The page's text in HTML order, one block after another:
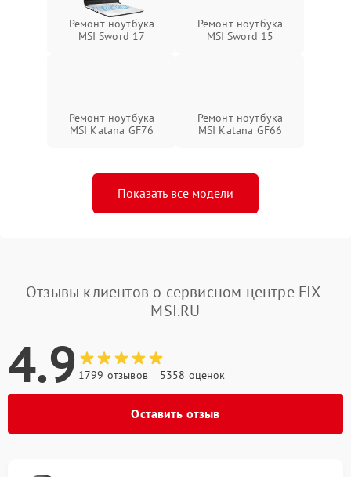
Ремонт ноутбука
MSI Sword 17
Ремонт ноутбука
MSI Sword 15
Ремонт ноутбука
MSI Katana GF76
Ремонт ноутбука
MSI Katana GF66
Показать все модели
Отзывы клиентов о сервисном центре FIX-
MSI.RU
4.9 1799 отзывов 5358 оценок
Оставить отзыв